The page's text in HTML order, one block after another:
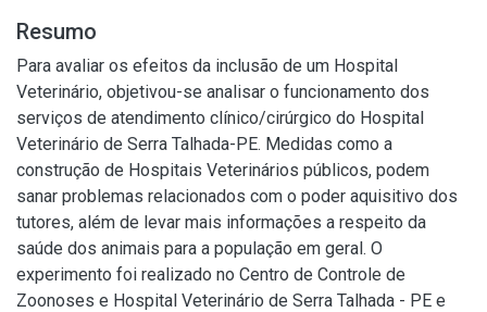
Resumo
Para avaliar os efeitos da inclusão de um Hospital
Veterinário, objetivou-se analisar o funcionamento dos
serviços de atendimento clínico/cirúrgico do Hospital
Veterinário de Serra Talhada-PE. Medidas como a
construção de Hospitais Veterinários públicos, podem
sanar problemas relacionados com o poder aquisitivo dos
tutores, além de levar mais informações a respeito da
saúde dos animais para a população em geral. O
experimento foi realizado no Centro de Controle de
Zoonoses e Hospital Veterinário de Serra Talhada - PE e